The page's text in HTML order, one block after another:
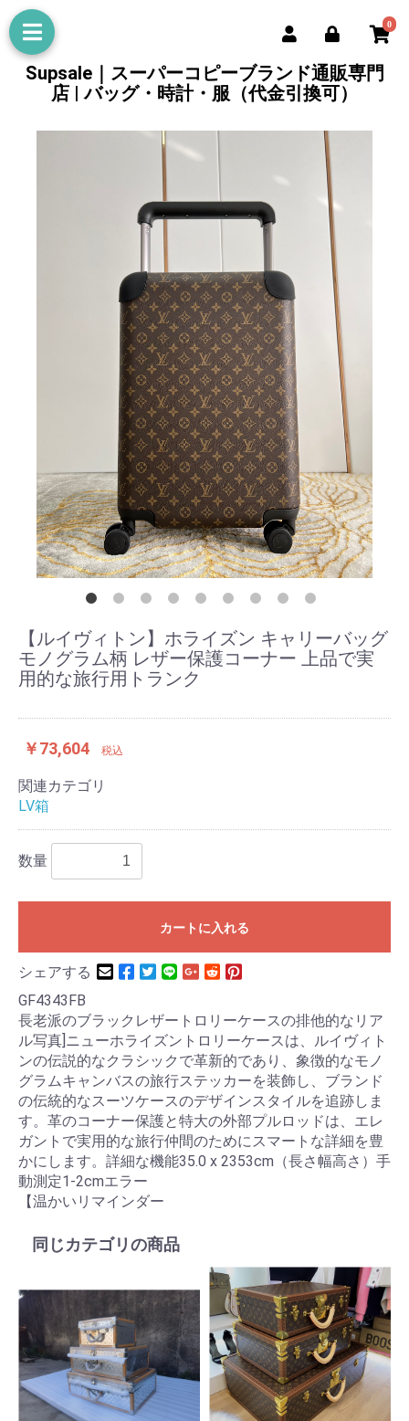
0
Supsale｜スーパーコピーブランド通販専門
店 | バッグ・時計・服（代金引換可）
【ルイヴィトン】ホライズン キャリーバッグ
モノグラム柄 レザー保護コーナー 上品で実
用的な旅行用トランク
￥73,604 税込
関連カテゴリ
LV箱
数量
カートに入れる
シェアする
GF4343FB
長老派のブラックレザートロリーケースの排他的なリア
ル写真]ニューホライズントロリーケースは、ルイヴィト
ンの伝説的なクラシックで革新的であり、象徴的なモノ
グラムキャンバスの旅行ステッカーを装飾し、ブランド
の伝統的なスーツケースのデザインスタイルを追跡しま
す。革のコーナー保護と特大の外部プルロッドは、エレ
ガントで実用的な旅行仲間のためにスマートな詳細を豊
かにします。詳細な機能35.0 x 2353cm（長さ幅高さ）手
動測定1-2cmエラー
【温かいリマインダー
同じカテゴリの商品